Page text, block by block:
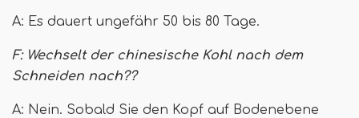
A: Es dauert ungefähr 50 bis 80 Tage.
F: Wechselt der chinesische Kohl nach dem
Schneiden nach??
A: Nein. Sobald Sie den Kopf auf Bodenebene